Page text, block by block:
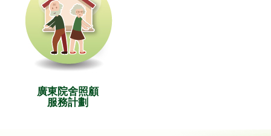
廣東院舍照顧
服務計劃